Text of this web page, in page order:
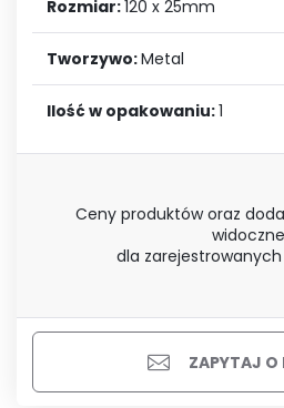
Rozmiar:120 x 25mm
Tworzywo:Metal
Ilość w opakowaniu:1
Ceny produktów oraz
widoczne
dla zarejestrowanych
ZAPYTAJ O